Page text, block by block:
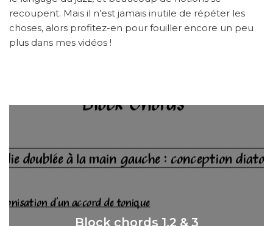
recoupent. Mais il n’est jamais inutile de répéter les
choses, alors profitez-en pour fouiller encore un peu
plus dans mes vidéos !
Block chords 1,2 & 3